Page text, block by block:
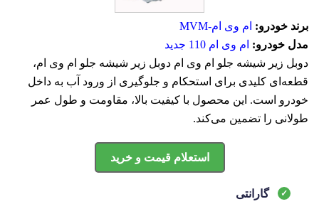
برند خودرو: ام وی ام-MVM
مدل خودرو: ام وی ام 110 جدید
دوبل زیر شیشه جلو ام وی ام دوبل زیر شیشه جلو ام وی ام،
قطعه‌ای کلیدی برای استحکام و جلوگیری از ورود آب به داخل
خودرو است. این محصول با کیفیت بالا، مقاومت و طول عمر
طولانی را تضمین می‌کند.
استعلام قیمت و خرید
گارانتی